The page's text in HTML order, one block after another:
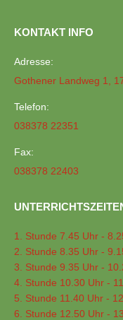
KONTAKT INFO
Adresse:
Gothener Landweg 1,
Telefon:
038378 22351
Fax:
038378 22403
1. Stunde 7.45 Uhr -
2. Stunde 8.35 Uhr -
3. Stunde 9.35 Uhr -
4. Stunde 10.30 Uhr -
5. Stunde 11.40 Uhr -
6. Stunde 12.50 Uhr -